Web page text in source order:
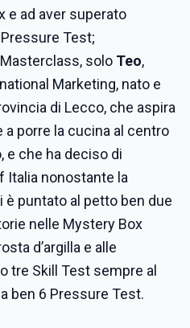
e ad aver superato
Test;
solo Teo,
Marketing, nato e
di Lecco, che aspira
porre la cucina al centro
e che ha deciso di
Italia nonostante la
puntato al petto ben due
nelle Mystery Box
d’argilla e alle
tre Skill Test sempre al
ben 6 Pressure Test.